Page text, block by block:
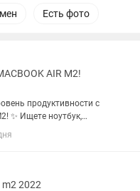
Есть фото
AIR M2!
продуктивности с
✨ Ищете ноутбук,
ваш стиль и
задачей? Этот
идет на...
m2 2022